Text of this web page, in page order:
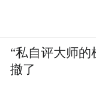
“私自评大师的
撤了